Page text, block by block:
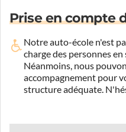
Prise en compte
Notre auto-école n'est
charge des personnes
Néanmoins, nous
accompagnement pour
structure adéquate.